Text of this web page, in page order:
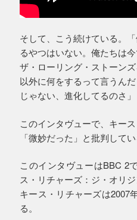
そして、こう続けている。
るやつはいない。俺たちは
ザ・ローリング・ストーン
以外に何をするって言うん
じゃない、進化してるのさ」
このインタヴューで、キー
「微妙だった」と批判してい
このインタヴューはBBC 2
ス・リチャーズ：ジ・オリ
キース・リチャーズは2007
る。